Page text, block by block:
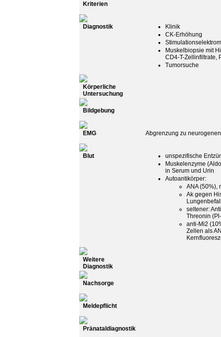
Kriterien
Diagnostik
Klinik
CK-Erhöhung
Muskelbiopsie mit
CD4-T-Zellinfiltrate,
Tumorsuche
Körperliche
Untersuchung
Bildgebung
EMG Abgrenzung zu
Blut
unspezifische
Muskelenzyme
in Serum und Urin
Autoantikörper:
ANA (50%),
Ak gegen
seltener:
Threonin
anti-Mi2
Zellen als
Weitere
Diagnostik
Nachsorge
Meldepflicht
Pränataldiagnostik